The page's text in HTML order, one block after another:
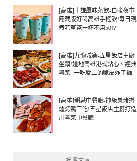
[高雄]十謙風味茶飲-自強夜市
隱藏版好喝高雄手搖飲!每日現
煮花草茶一杯不用50!?
[高雄]九龍城寨-五星飯店主廚
坐鎮!道地高雄港式點心、經典
粵菜~一吃愛上的脆皮炸子雞
[高雄]韻藏中餐廳-神級炭烤掛
爐烤鴨三吃!五星飯店主廚打造
川粵菜中餐廳